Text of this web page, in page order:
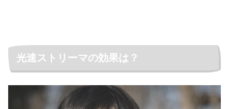
光速ストリーマの効果は？